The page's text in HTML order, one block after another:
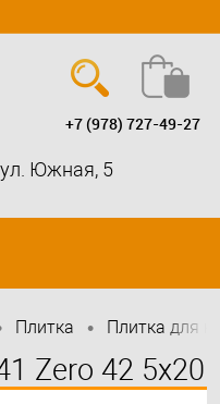
+7 (978) 727-49-27
Южная, 5
Плитка • Плитка для
Zero 42 5x20